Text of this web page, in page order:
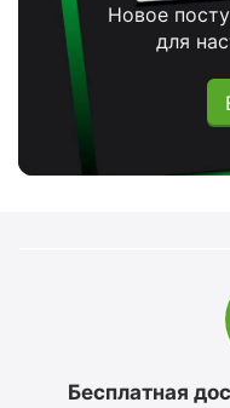
Новое
для
Бесплатная